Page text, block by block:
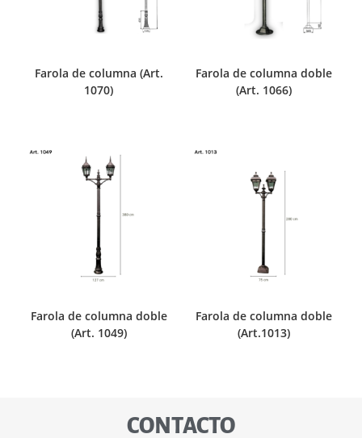
Farola de columna (Art.
1070)
Farola de columna doble
(Art. 1066)
Farola de columna doble
(Art. 1049)
Farola de columna doble
(Art.1013)
CONTACTO